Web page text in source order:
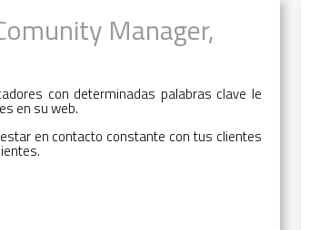
Manager,
con determinadas palabras clave le
en su web.
en contacto constante con tus clientes